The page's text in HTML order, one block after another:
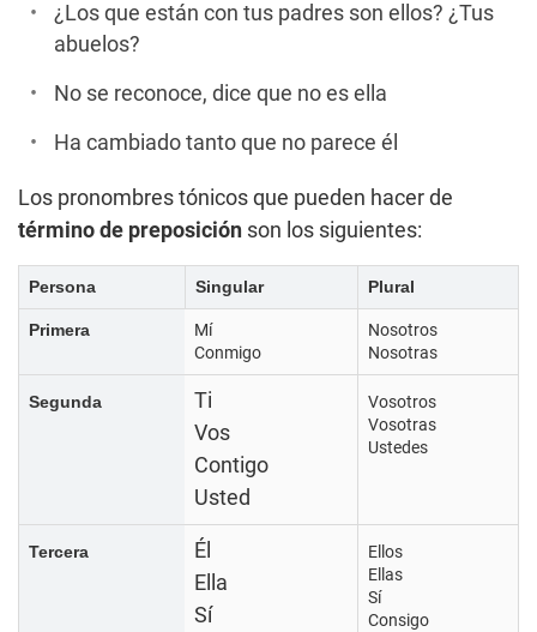
¿Los que están con tus padres son ellos? ¿Tus
abuelos?
No se reconoce, dice que no es ella
Ha cambiado tanto que no parece él
Los pronombres tónicos que pueden hacer de
término de preposición son los siguientes:
Persona Singular Plural
Primera
Mí
Conmigo
Nosotros
Nosotras
Segunda
Ti
Vos
Contigo
Usted
Vosotros
Vosotras
Ustedes
Tercera
Él
Ella
Sí
Ellos
Ellas
Sí
Consigo